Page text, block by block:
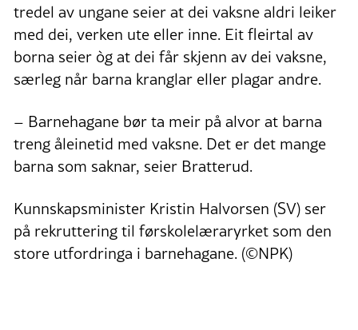
tredel av ungane seier at dei vaksne aldri leiker
med dei, verken ute eller inne. Eit fleirtal av
borna seier òg at dei får skjenn av dei vaksne,
særleg når barna kranglar eller plagar andre.
– Barnehagane bør ta meir på alvor at barna
treng åleinetid med vaksne. Det er det mange
barna som saknar, seier Bratterud.
Kunnskapsminister Kristin Halvorsen (SV) ser
på rekruttering til førskolelæraryrket som den
store utfordringa i barnehagane. (©NPK)